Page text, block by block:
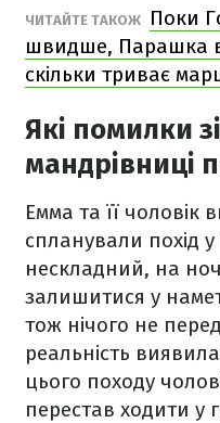
ЧИТАЙТЕ ТАКОЖ
Поки
швидше, Парашка
скільки триває
Які помилки
мандрівниці
Емма та її чоловік
спланували похід
нескладний, на
залишитися у
тож нічого не
реальність
цього походу
перестав ходити у